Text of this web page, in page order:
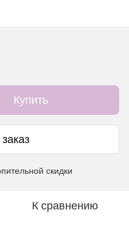
Купить
скидки
К сравнению